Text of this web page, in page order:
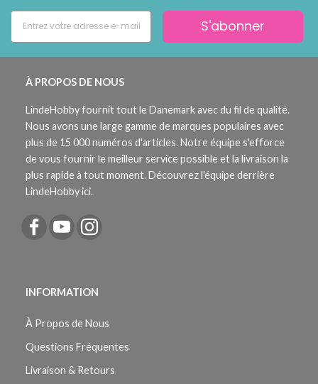
S'abonner
À PROPOS DE NOUS
LindeHobby fournit tout le Danemark avec du fil de qualité.
Nous avons une large gamme de marques populaires avec
plus de 15 000 numéros d'articles. Notre équipe s'efforce
de vous fournir le meilleur service possible et la livraison la
plus rapide à tout moment. Découvrez l'équipe derrière
LindeHobby ici.
INFORMATION
À Propos de Nous
Questions Fréquentes
Livraison & Retours